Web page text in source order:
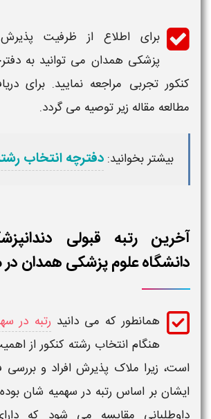
برای اطلاع از ظرفیت پذیرش
پزشکی همدان می توانید به
کنکور تجربی مراجعه نمایید. برای
مطالعه مقاله زیر توصیه می گردد.
بیشتر بخوانید: دفترچه انتخاب
آخرین رتبه قبولی
دانشگاه علوم پزشکی همدان در
همانطور که می دانید رتبه در
هنگام انتخاب رشته کنکور از
است، زیرا ملاک پذیرش افراد و بررسی
ایشان بر اساس رتبه در سهمیه شان